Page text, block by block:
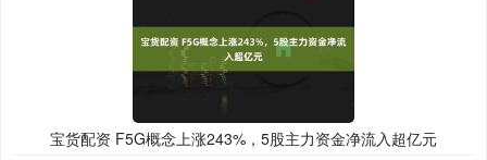
宝货配资 F5G概念上涨243%，5股主力资金净流入超亿元